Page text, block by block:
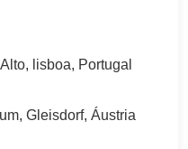
lisboa, Portugal
Gleisdorf, Áustria